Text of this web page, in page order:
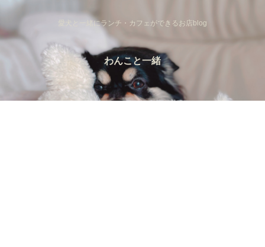
愛犬と一緒にランチ・カフェができるお店blog
わんこと一緒